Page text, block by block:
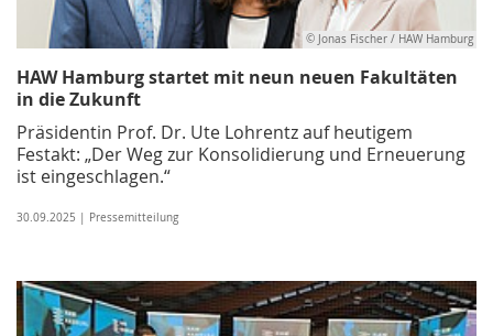
© Jonas Fischer / HAW Hamburg
HAW Hamburg startet mit neun neuen Fakultäten
in die Zukunft
Präsidentin Prof. Dr. Ute Lohrentz auf heutigem
Festakt: „Der Weg zur Konsolidierung und Erneuerung
ist eingeschlagen.“
30.09.2025 | Pressemitteilung